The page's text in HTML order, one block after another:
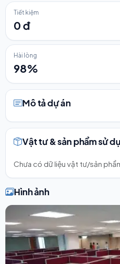
Tiết kiệm
0 đ
Hài lòng
98%
Mô tả dự án
Vật tư & sản phẩm sử
Chưa có dữ liệu vật tư/sản
Hình ảnh